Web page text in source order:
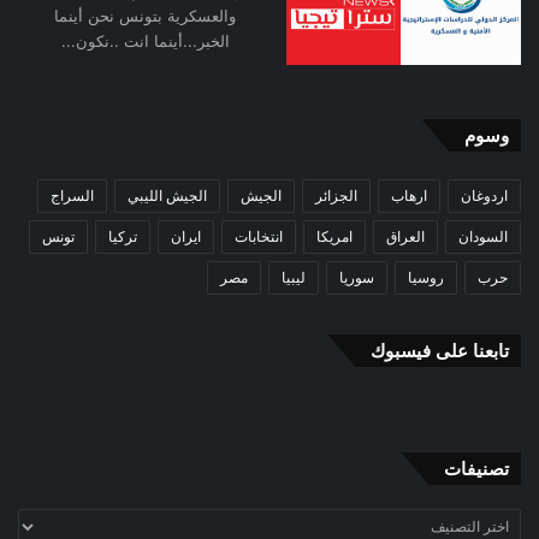
جنوبي تونس، يستذكر وبالتفصيل كيف حضرت
بالمعدات والأسلحة والمسلحين، ويستذكر أيضا
بوضوح الخدمات اللوجستية التي وفرتها حركة النهضة
والعسكرية بتونس نحن أينما
الخبر...أينما انت ..نكون...
وسوم
اردوغان ارهاب الجزائر الجيش الجيش الليبي السراج
السودان العراق امريكا انتخابات ايران تركيا تونس
حرب روسيا سوريا ليبيا مصر
تابعنا على فيسبوك
تصنيفات
تصنيفات